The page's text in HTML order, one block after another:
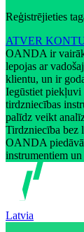
Reģistrējieties
ATVER
OANDA ir vairāk
lepojas ar
klientu, un ir
Iegūstiet piekļuvi
tirdzniecības
palīdz veikt
Tirdzniecība bez
OANDA piedāvā
instrumentiem
Latvia